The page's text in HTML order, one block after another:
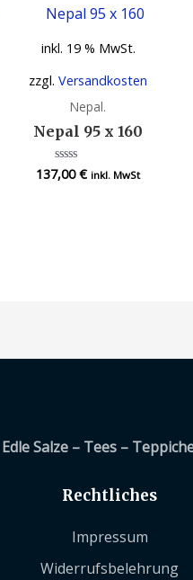
inkl. 19 % MwSt.
zzgl.Versandkosten
Nepal.
Nepal 95 x 160
Bewertet
mit
137,00€ inkl. MwSt
Salze – Tees –
Rechtliches
Impressum
Widerrufsbelehrung